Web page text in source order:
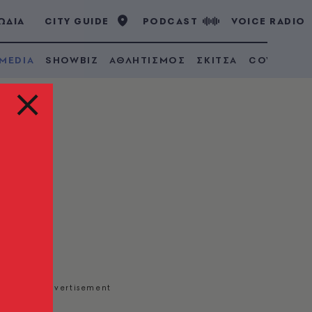
CITY GUIDE PODCAST VOICE RADIO
SHOWBIZ ΑΘΛΗΤΙΣΜΟΣ ΣΚΙΤΣΑ COVID 19